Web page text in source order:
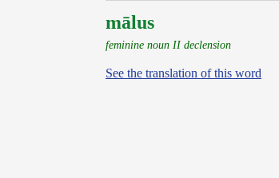
mālus
feminine noun II declension
See the translation of this word